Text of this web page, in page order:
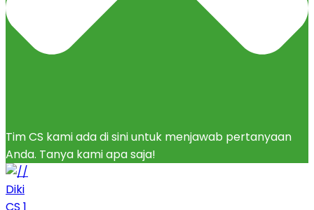
Tim CS kami ada di sini untuk menjawab pertanyaan
Anda. Tanya kami apa saja!
Diki
CS 1